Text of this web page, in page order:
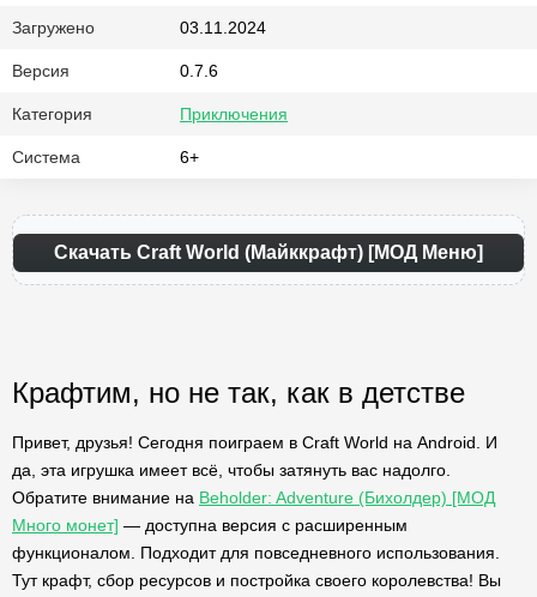
Загружено 03.11.2024
Версия 0.7.6
Категория Приключения
Система 6+
Скачать Craft World (Майккрафт) [МОД Меню]
Крафтим, но не так, как в детстве
Привет, друзья! Сегодня поиграем в Craft World на Android. И
да, эта игрушка имеет всё, чтобы затянуть вас надолго.
Обратите внимание на Beholder: Adventure (Бихолдер) [МОД
Много монет] — доступна версия с расширенным
функционалом. Подходит для повседневного использования.
Тут крафт, сбор ресурсов и постройка своего королевства! Вы